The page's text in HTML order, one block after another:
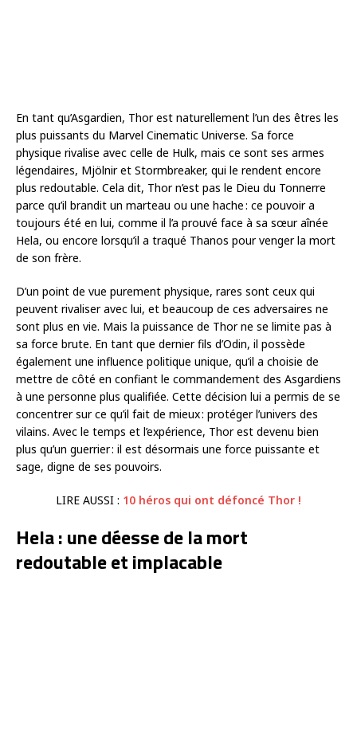
En tant qu’Asgardien, Thor est naturellement l’un des êtres les
plus puissants du Marvel Cinematic Universe. Sa force
physique rivalise avec celle de Hulk, mais ce sont ses armes
légendaires, Mjölnir et Stormbreaker, qui le rendent encore
plus redoutable. Cela dit, Thor n’est pas le Dieu du Tonnerre
parce qu’il brandit un marteau ou une hache : ce pouvoir a
toujours été en lui, comme il l’a prouvé face à sa sœur aînée
Hela, ou encore lorsqu’il a traqué Thanos pour venger la mort
de son frère.
D’un point de vue purement physique, rares sont ceux qui
peuvent rivaliser avec lui, et beaucoup de ces adversaires ne
sont plus en vie. Mais la puissance de Thor ne se limite pas à
sa force brute. En tant que dernier fils d’Odin, il possède
également une influence politique unique, qu’il a choisie de
mettre de côté en confiant le commandement des Asgardiens
à une personne plus qualifiée. Cette décision lui a permis de se
concentrer sur ce qu’il fait de mieux : protéger l’univers des
vilains. Avec le temps et l’expérience, Thor est devenu bien
plus qu’un guerrier : il est désormais une force puissante et
sage, digne de ses pouvoirs.
LIRE AUSSI : 10 héros qui ont défoncé Thor !
Hela : une déesse de la mort
redoutable et implacable